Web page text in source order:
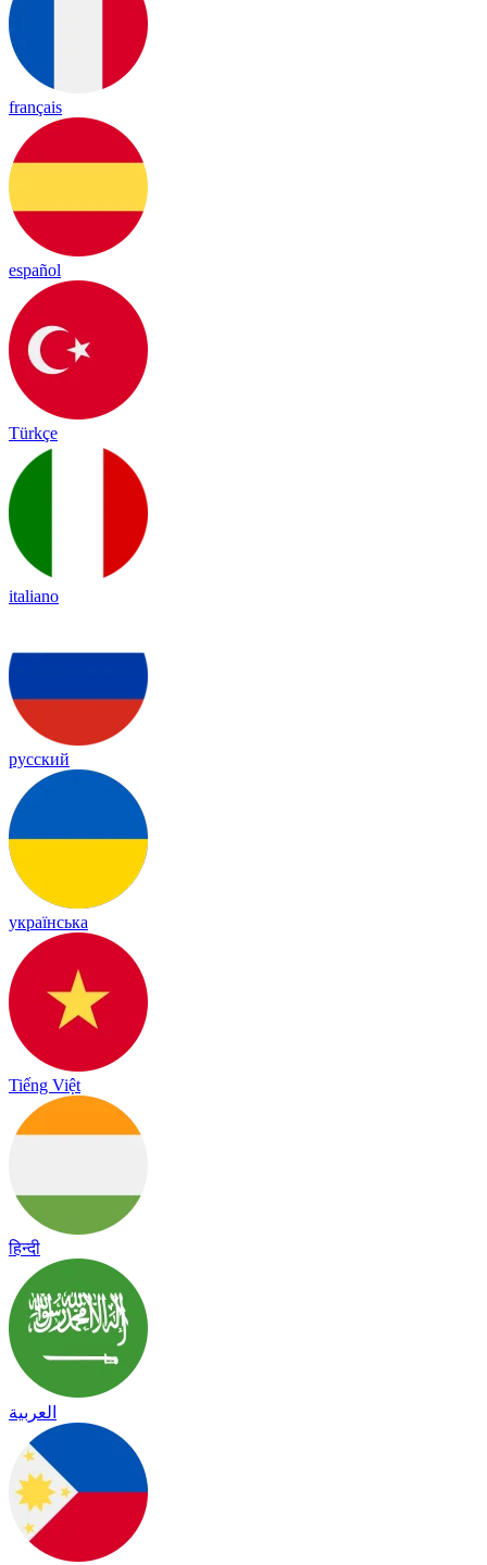
français
español
Türkçe
italiano
русский
українська
Tiếng Việt
हिन्दी
العربية